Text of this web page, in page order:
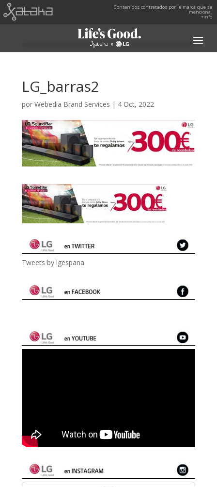
Contenidos contratados por la marca que se
menciona.
+info
LG_barras2
por Webedia Brand Services | 4 Oct, 2022
Tweets by lgespana